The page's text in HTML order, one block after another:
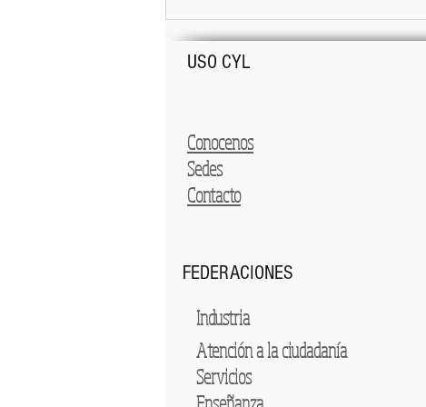
USO CYL
Conocenos
Sedes
Contacto
FEDERACIONES
Industria
Atención a la ciudadanía
Servicios